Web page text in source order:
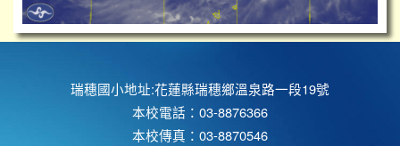
瑞穗國小地址:花蓮縣瑞穗鄉溫泉路一段19號
本校電話：03-8876366
本校傳真：03-8870546